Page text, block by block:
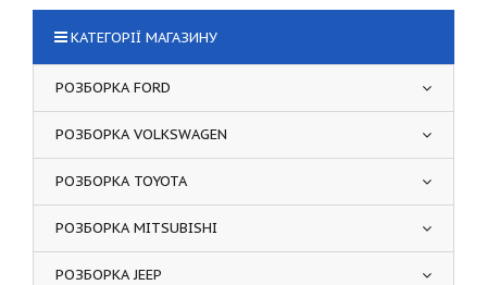
КАТЕГОРІЇ МАГАЗИНУ
РОЗБОРКА FORD
РОЗБОРКА VOLKSWAGEN
РОЗБОРКА TOYOTA
РОЗБОРКА MITSUBISHI
РОЗБОРКА JEEP